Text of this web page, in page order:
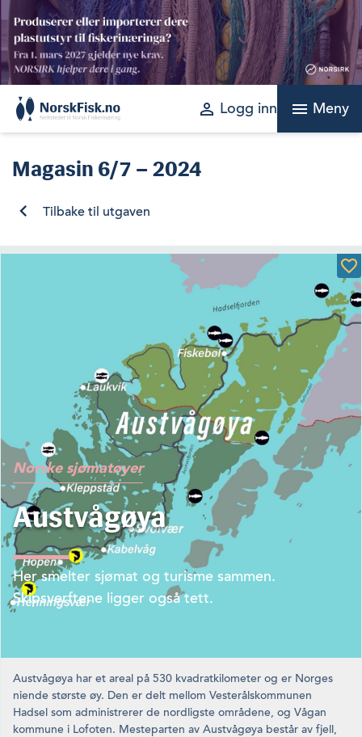
Skip
content
perm_identity Logg inn menu Meny
Magasin 6/7 – 2024
Tilbake til utgaven
Norske sjømatøyer
Austvågøya
Her smelter sjømat og turisme sammen.
Skipsverftene ligger også tett.
Austvågøya har et areal på 530 kvadrat­kilometer og er Norges
niende største øy. Den er delt mellom Vesterålskommunen
Hadsel som administrerer de nordligste områdene, og Vågan
kommune i Lofoten. Mesteparten av Austvågøya består av fjell,